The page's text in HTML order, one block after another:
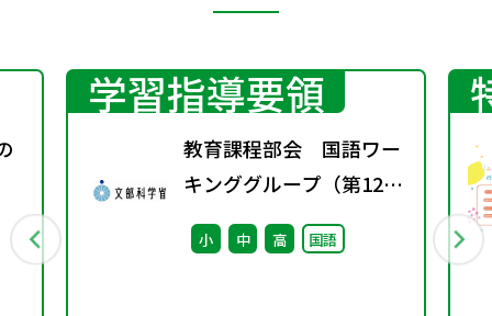
学習指導要領
教育課程部会 国語ワー
キンググループ（第12
回） 配付資料
小 中 高 国語